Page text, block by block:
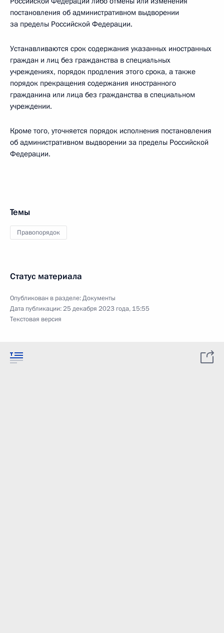
постановления об административном выдворении
за пределы Российской Федерации.
Устанавливаются срок содержания указанных иностранных
граждан и лиц без гражданства в специальных
учреждениях, порядок продления этого срока, а также
порядок прекращения содержания иностранного
гражданина или лица без гражданства в специальном
учреждении.
Кроме того, уточняется порядок исполнения постановления
об административном выдворении за пределы Российской
Федерации.
Темы
Правопорядок
Статус материала
Опубликован в разделе:Документы
Дата публикации:25 декабря 2023 года, 15:55
Текстовая версия